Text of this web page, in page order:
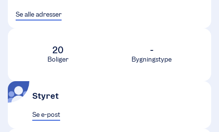
Se alle adresser
20
Boliger
-
Bygningstype
Styret
Se e-post